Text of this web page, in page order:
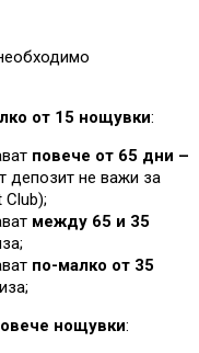
от 15 нощувки:
повече от 65 дни –
депозит не важи за
Club);
между 65 и 35
;
по-малко от 35
;
нощувки: